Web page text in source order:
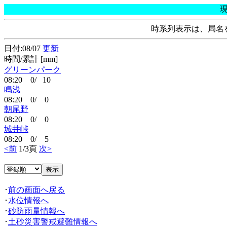
時系列表示は、局
日付:08/07 更新
時間/累計 [mm]
グリーンパーク
08:20 0/ 10
鳴浅
08:20 0/ 0
朝尾野
08:20 0/ 0
城井峠
08:20 0/ 5
<前 1/3頁 次>
･前の画面へ戻る
･ 水位情報へ
･砂防雨量情報へ
･ 土砂災害警戒避難情報へ